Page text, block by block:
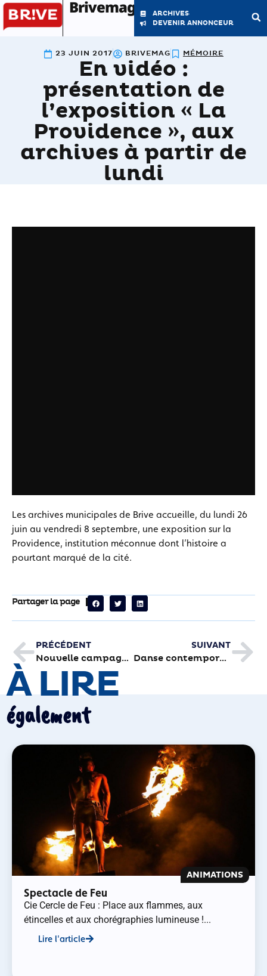
Brivemag'
ARCHIVES
DEVENIR ANNONCEUR
23 JUIN 2017 BRIVEMAG MÉMOIRE
En vidéo :
présentation de
l’exposition « La
Providence », aux
archives à partir de
lundi
Les archives municipales de Brive accueille, du lundi 26
juin au vendredi 8 septembre, une exposition sur la
Providence, institution méconnue dont l’histoire a
pourtant marqué de la cité.
Partager la page
PRÉCÉDENT
Nouvelle campagne de fouilles de la grotte Bouyssonie
SUIVANT
Danse contemporaine : les élèves de 3e cycle ont carte blanche
À LIRE
également
ANIMATIONS
Spectacle de Feu
Cie Cercle de Feu : Place aux flammes, aux
étincelles et aux chorégraphies lumineuse !...
Lire l'article